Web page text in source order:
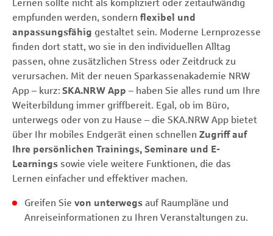
Lernen sollte nicht als kompliziert oder zeitaufwändig
empfunden werden, sondern flexibel und
anpassungsfähig gestaltet sein. Moderne Lernprozesse
finden dort statt, wo sie in den individuellen Alltag
passen, ohne zusätzlichen Stress oder Zeitdruck zu
verursachen. Mit der neuen Sparkassenakademie NRW
App – kurz: SKA.NRW App – haben Sie alles rund um Ihre
Weiterbildung immer griffbereit. Egal, ob im Büro,
unterwegs oder von zu Hause – die SKA.NRW App bietet
über Ihr mobiles Endgerät einen schnellen Zugriff auf
Ihre persönlichen Trainings, Seminare und E-
Learnings sowie viele weitere Funktionen, die das
Lernen einfacher und effektiver machen.
Greifen Sie von unterwegs auf Raumpläne und
Anreiseinformationen zu Ihren Veranstaltungen zu.